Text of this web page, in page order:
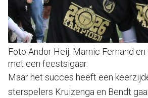
Foto Andor Heij. Marnic Fernand en
met een feestsigaar.
Maar het succes heeft een
sterspelers Kruizenga en Bendt